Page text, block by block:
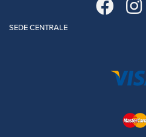
SEDE CENTRALE